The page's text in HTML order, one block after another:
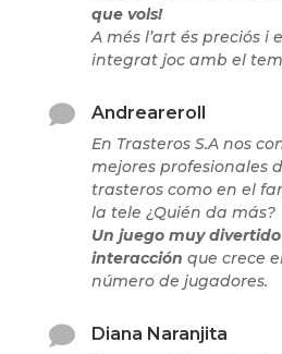
que vols!
A més l’art és preciós i
integrat joc amb el
 Andreareroll
En Trasteros S.A nos
mejores profesionales
trasteros como en el
la tele ¿Quién da más?
Un juego muy
interacción que crece
número de jugadores.
 Diana Naranjita